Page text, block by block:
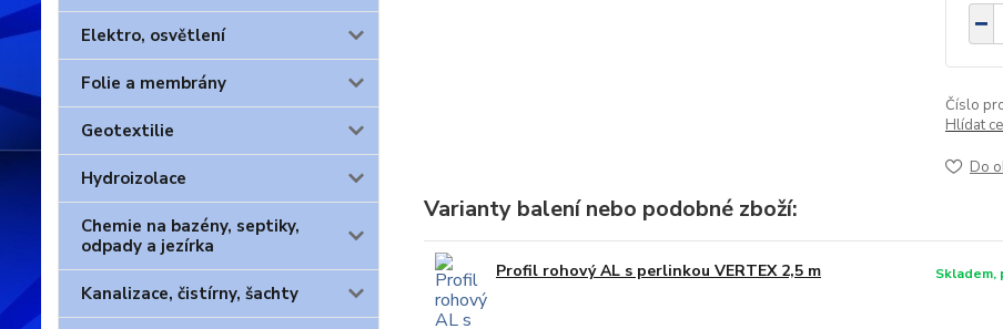
Elektro, osvětlení
Folie a membrány
Geotextilie
Hydroizolace
Chemie na bazény, septiky,
odpady a jezírka
Kanalizace, čistírny, šachty
Číslo
Hlídat
Do
Varianty balení nebo podobné zboží:
Profil rohový AL s perlinkou VERTEX 2,5 m
Skladem,